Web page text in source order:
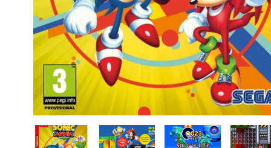
ΠΡΟΣΩΠΙΚΗ ΦΡΟΝΤΙΔΑ